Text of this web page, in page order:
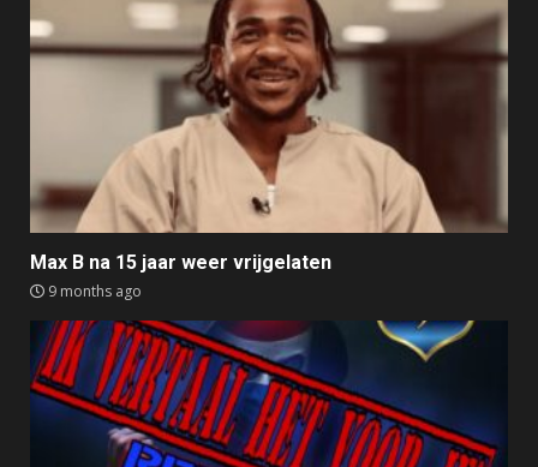
Max B na 15 jaar weer vrijgelaten
9 months ago